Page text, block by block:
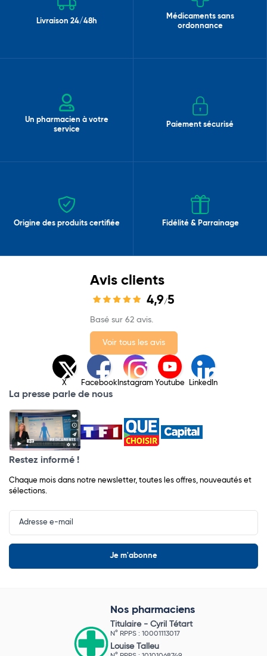
Livraison 24/48h
Médicaments sans
ordonnance
Un pharmacien à votre
service
Paiement sécurisé
Origine des produits certifiée Fidélité & Parrainage
Avis clients
4,9/5
Basé sur 62 avis.
Voir tous les avis
X Facebook Instagram Youtube LinkedIn
La presse parle de nous
Restez informé !
Chaque mois dans notre newsletter, toutes les offres, nouveautés et
sélections.
Input
Newsletter
Nos pharmaciens
Titulaire - Cyril Tétart
N° RPPS : 10001113017
Louise Talleu